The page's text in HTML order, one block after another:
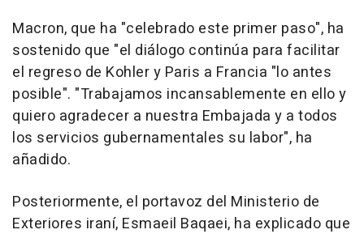
Macron, que ha "celebrado este primer paso", ha
sostenido que "el diálogo continúa para facilitar
el regreso de Kohler y Paris a Francia "lo antes
posible". "Trabajamos incansablemente en ello y
quiero agradecer a nuestra Embajada y a todos
los servicios gubernamentales su labor", ha
añadido.
Posteriormente, el portavoz del Ministerio de
Exteriores iraní, Esmaeil Baqaei, ha explicado que